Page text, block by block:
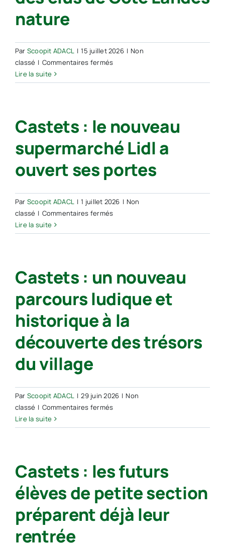
d’une
l’A63,
5 000
carrés
nature
Par Scoopit ADACL | 15 juillet 2026 | Non
classé | Commentaires ferméssur
la
la
rencontre
des
élus
de
Landes
nature
Lire la suite
Castets : le nouveau
supermarché Lidl a
ouvert ses portes
Par Scoopit ADACL | 1 juillet 2026 | Non
classé | Commentaires ferméssur
le
ouvert
ses
portes
Lire la suite
Castets : un nouveau
parcours ludique et
historique à la
découverte des trésors
du village
Par Scoopit ADACL | 29 juin 2026 | Non
classé | Commentaires ferméssur
un
ludique
et
historique
à
la
découverte
Lire la suite
Castets : les futurs
élèves de petite section
préparent déjà leur
rentrée